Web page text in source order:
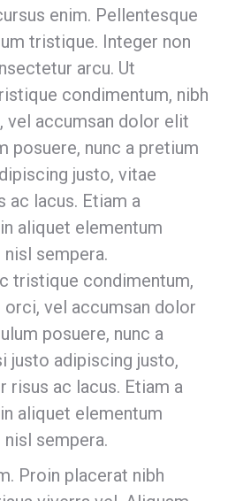
enim. Pellentesque
tristique. Integer non
arcu. Ut
condimentum, nibh
vel accumsan dolor elit
posuere, nunc a pretium
justo, vitae
ac lacus. Etiam a
aliquet elementum
sempera.
tristique condimentum,
orci, vel accumsan dolor
posuere, nunc a
justo adipiscing justo,
risus ac lacus. Etiam a
aliquet elementum
sempera.
Proin placerat nibh